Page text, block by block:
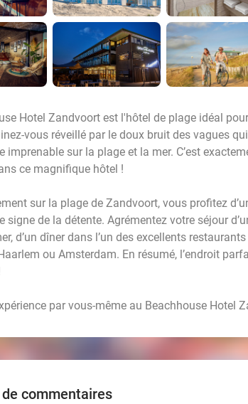
Hotel Zandvoort est l'hôtel de plage idéal pour
vous réveillé par le doux bruit des vagues
imprenable sur la plage et la mer. C’est
ce magnifique hôtel !
sur la plage de Zandvoort, vous profitez
signe de la détente. Agrémentez votre séjour
d’un dîner dans l’un des excellents
ou Amsterdam. En résumé, l’endroit
par vous-même au Beachhouse Hotel
commentaires